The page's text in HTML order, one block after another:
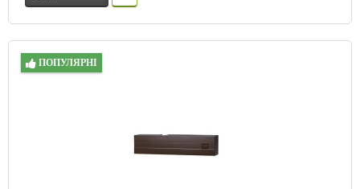
ПОПУЛЯРНІ